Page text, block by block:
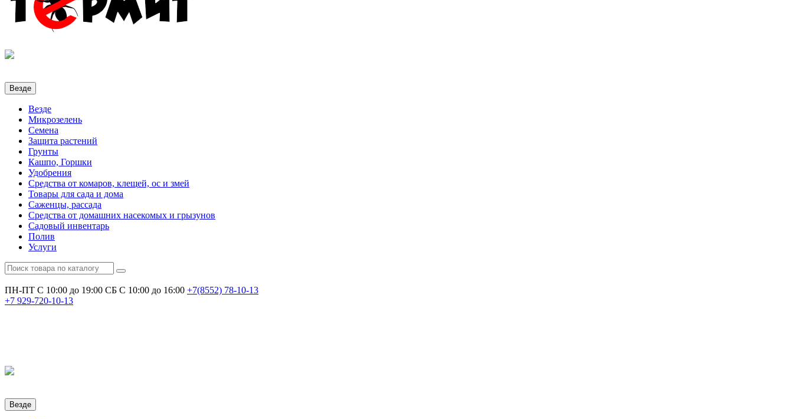
Везде
Везде
Микрозелень
Семена
Защита растений
Грунты
Кашпо, Горшки
Удобрения
Средства от комаров, клещей, ос и змей
Товары для сада и дома
Саженцы, рассада
Средства от домашних насекомых и грызунов
Садовый инвентарь
Полив
Услуги
ПН-ПТ С 10:00 до 19:00 СБ С 10:00 до 16:00 +7(8552) 78-10-13
+7 929-720-10-13
Везде